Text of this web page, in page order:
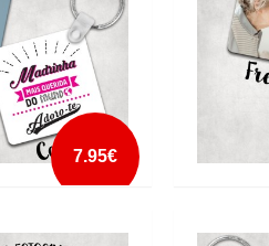
7.95€
MUNDO2